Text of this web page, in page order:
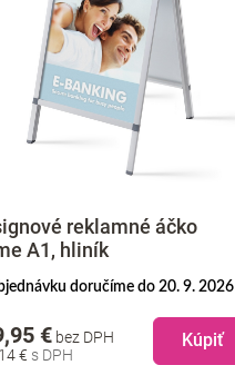
reklamné áčko
A1, hliník
doručíme do 20. 9. 2026
€
€ bez DPH Kúpiť